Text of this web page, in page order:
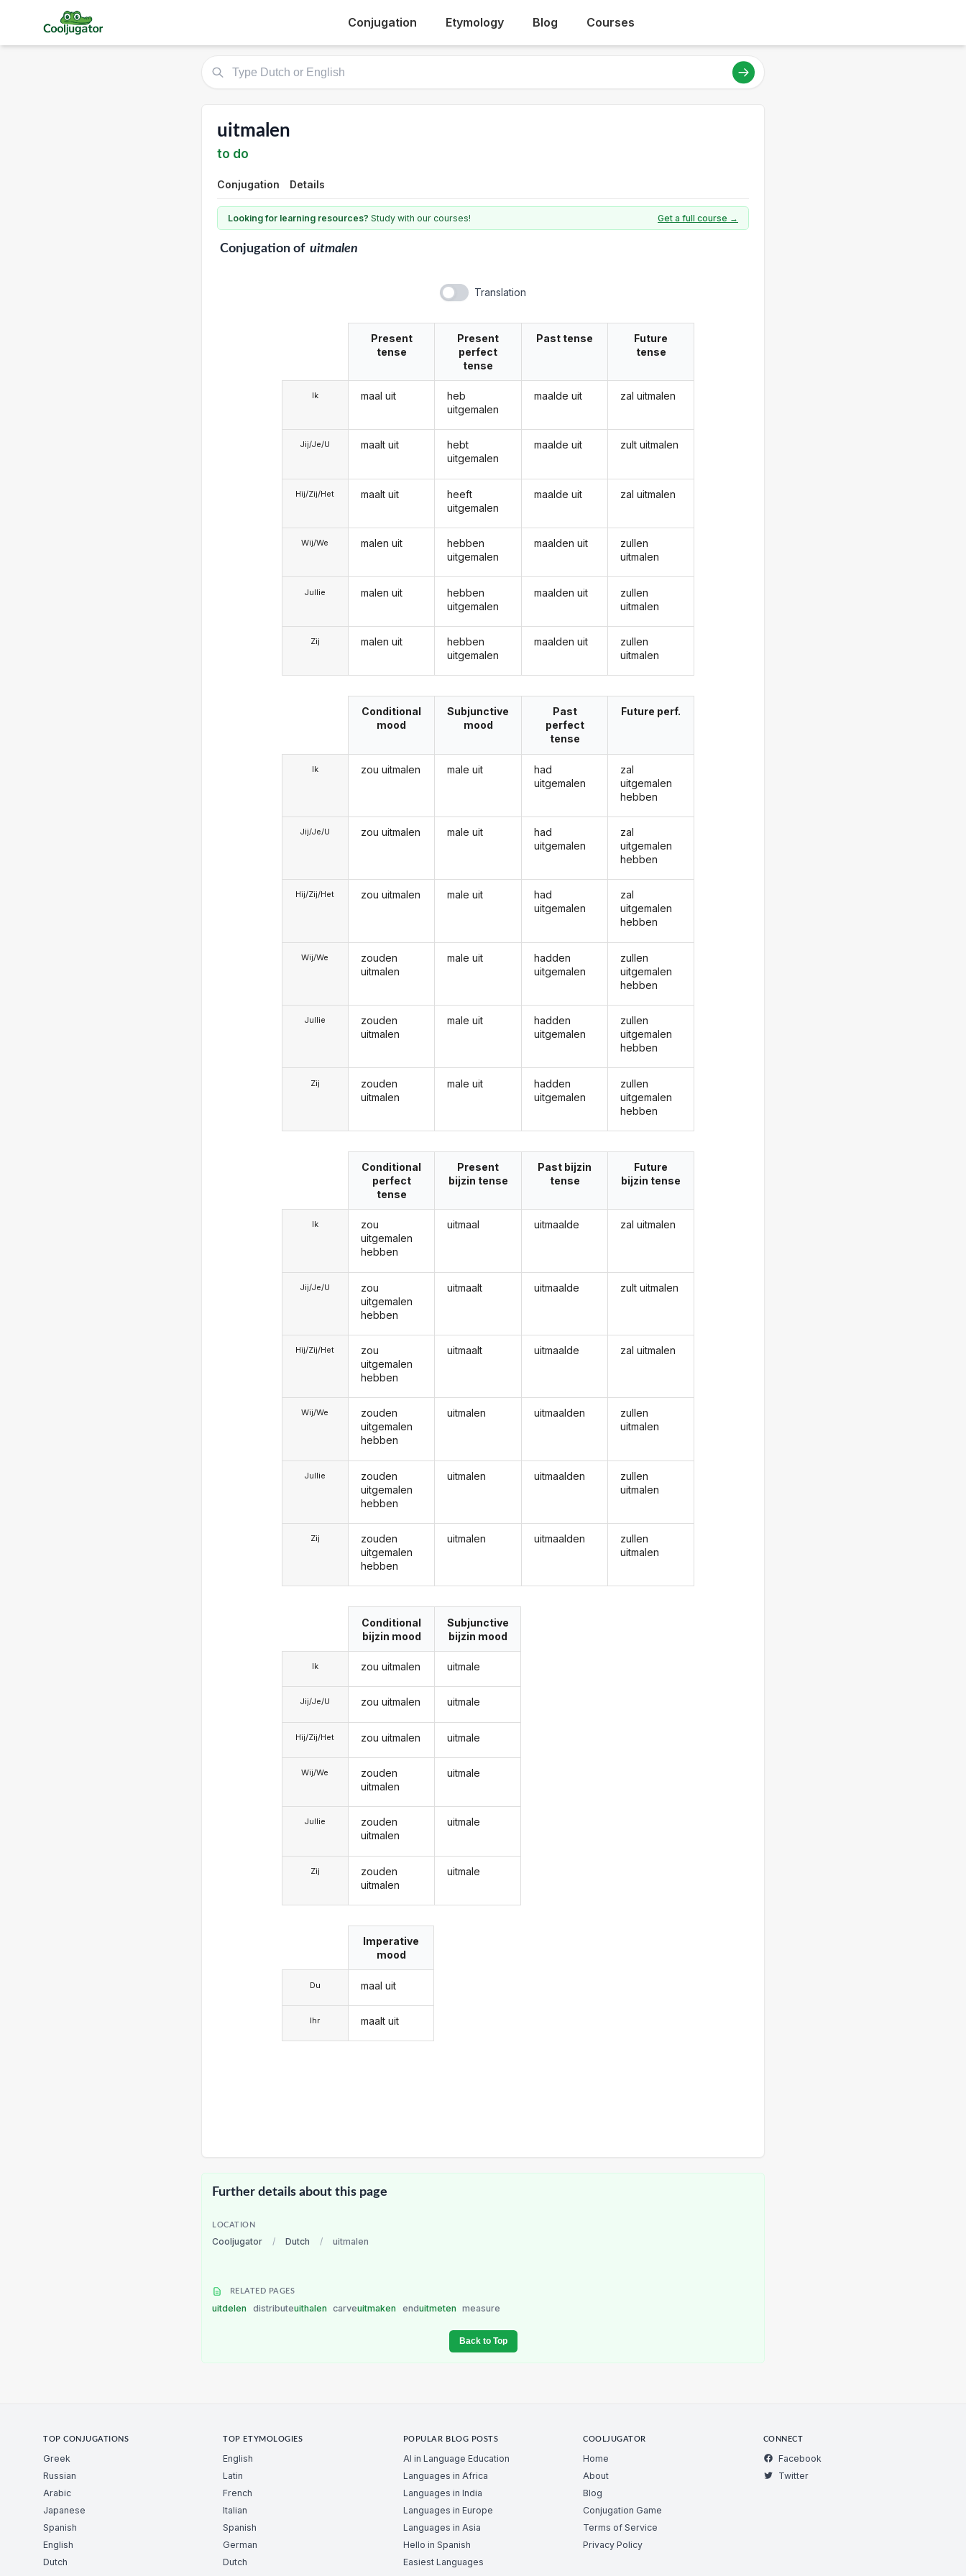
Conjugation Etymology Blog Courses
uitmalen
to do
Conjugation Details
Looking for learning resources? Study with our courses! Get a full course →
Conjugationof uitmalen
Translation
Ik
Jij/Je/U
Hij/Zij/Het
Wij/We
Jullie
Zij
Present
tense
maal uit
maalt uit
maalt uit
malen uit
malen uit
malen uit
Present
perfect
tense
heb
uitgemalen
hebt
uitgemalen
heeft
uitgemalen
hebben
uitgemalen
hebben
uitgemalen
hebben
uitgemalen
Past tense
maalde uit
maalde uit
maalde uit
maalden uit
maalden uit
maalden uit
Future
tense
zal uitmalen
zult uitmalen
zal uitmalen
zullen
uitmalen
zullen
uitmalen
zullen
uitmalen
Ik
Jij/Je/U
Hij/Zij/Het
Wij/We
Jullie
Zij
Conditional
mood
zou uitmalen
zou uitmalen
zou uitmalen
zouden
uitmalen
zouden
uitmalen
zouden
uitmalen
Subjunctive
mood
male uit
male uit
male uit
male uit
male uit
male uit
Past
perfect
tense
had
uitgemalen
had
uitgemalen
had
uitgemalen
hadden
uitgemalen
hadden
uitgemalen
hadden
uitgemalen
Future perf.
zal
uitgemalen
hebben
zal
uitgemalen
hebben
zal
uitgemalen
hebben
zullen
uitgemalen
hebben
zullen
uitgemalen
hebben
zullen
uitgemalen
hebben
Ik
Jij/Je/U
Hij/Zij/Het
Wij/We
Jullie
Zij
Conditional
perfect
tense
zou
uitgemalen
hebben
zou
uitgemalen
hebben
zou
uitgemalen
hebben
zouden
uitgemalen
hebben
zouden
uitgemalen
hebben
zouden
uitgemalen
hebben
Present
bijzin tense
uitmaal
uitmaalt
uitmaalt
uitmalen
uitmalen
uitmalen
Past bijzin
tense
uitmaalde
uitmaalde
uitmaalde
uitmaalden
uitmaalden
uitmaalden
Future
bijzin tense
zal uitmalen
zult uitmalen
zal uitmalen
zullen
uitmalen
zullen
uitmalen
zullen
uitmalen
Ik
Jij/Je/U
Hij/Zij/Het
Wij/We
Jullie
Zij
Conditional
bijzin mood
zou uitmalen
zou uitmalen
zou uitmalen
zouden
uitmalen
zouden
uitmalen
zouden
uitmalen
Subjunctive
bijzin mood
uitmale
uitmale
uitmale
uitmale
uitmale
uitmale
Du
Ihr
Imperative
mood
maal uit
maalt uit
Further details about this page
LOCATION
Cooljugator / Dutch / uitmalen
RELATED PAGES
uitdelen distributeuithalen carveuitmaken enduitmeten measure
Back to Top
TOP CONJUGATIONS
Greek
Russian
Arabic
Japanese
Spanish
English
Dutch
TOP ETYMOLOGIES
English
Latin
French
Italian
Spanish
German
Dutch
POPULAR BLOG POSTS
AI in Language Education
Languages in Africa
Languages in India
Languages in Europe
Languages in Asia
Hello in Spanish
Easiest Languages
COOLJUGATOR
Home
About
Blog
Conjugation Game
Terms of Service
Privacy Policy
CONNECT
Facebook
Twitter